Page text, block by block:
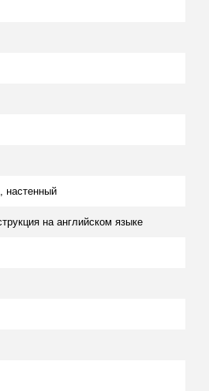
настенный
на английском языке